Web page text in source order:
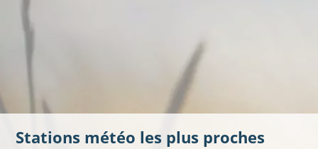
Stations météo les plus proches